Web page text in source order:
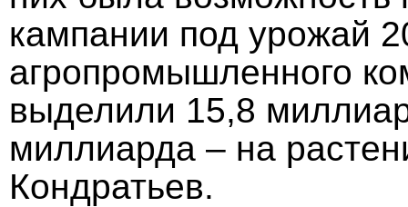
кампании под урожай
агропромышленного
выделили 15,8
миллиарда – на
Кондратьев.